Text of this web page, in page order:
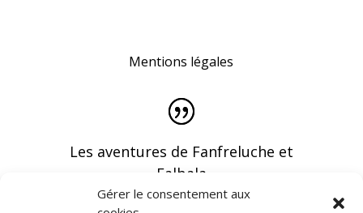
Gérer le consentement aux
Mentions légales
Les aventures de Fanfreluche et
Falbala